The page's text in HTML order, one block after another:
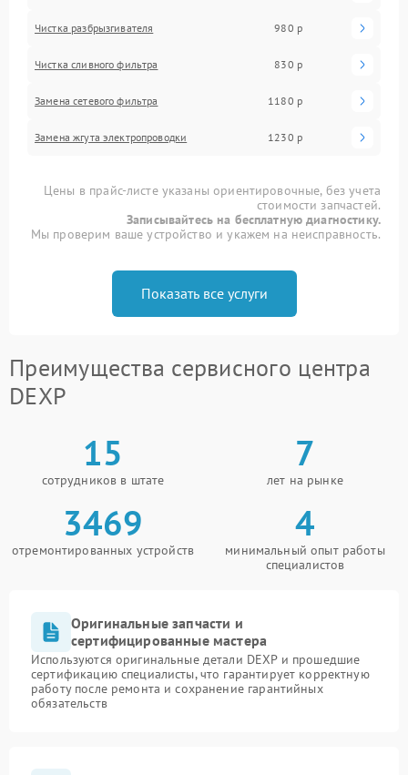
Чистка разбрызгивателя 980 р
Чистка сливного фильтра 830 р
Замена сетевого фильтра 1180 р
Замена жгута электропроводки 1230 р
Цены в прайс-листе указаны ориентировочные, без учета
стоимости запчастей.
Записывайтесь на бесплатную диагностику.
Мы проверим ваше устройство и укажем на неисправность.
Показать все услуги
Преимущества сервисного центра
DEXP
15
сотрудников в штате
7
лет на рынке
3469
отремонтированных устройств
4
минимальный опыт работы
специалистов
Оригинальные запчасти и
сертифицированные мастера
Используются оригинальные детали DEXP и прошедшие
сертификацию специалисты, что гарантирует корректную
работу после ремонта и сохранение гарантийных
обязательств